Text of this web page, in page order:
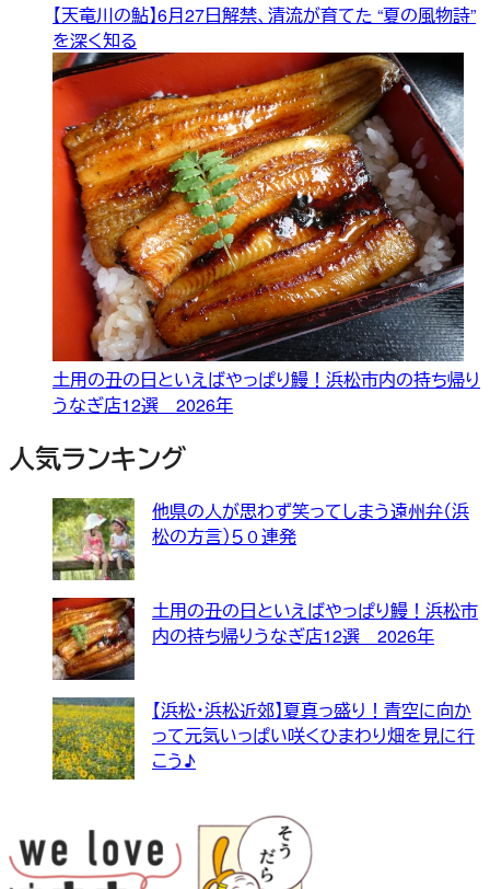
【天竜川の鮎】6月27日解禁、清流が育てた “夏の風物詩”
を深く知る
土用の丑の日といえばやっぱり鰻！浜松市内の持ち帰り
うなぎ店12選 2026年
人気ランキング
他県の人が思わず笑ってしまう遠州弁（浜
松の方言）５０連発
土用の丑の日といえばやっぱり鰻！浜松市
内の持ち帰りうなぎ店12選 2026年
【浜松・浜松近郊】夏真っ盛り！青空に向か
って元気いっぱい咲くひまわり畑を見に行
こう♪